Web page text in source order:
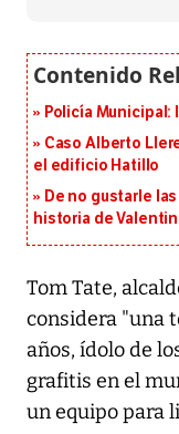
Policía
Caso Alberto
el edificio Hatillo
De no gustarle
historia de
Tom Tate,
considera "una
años, ídolo de
grafitis en el
un equipo para